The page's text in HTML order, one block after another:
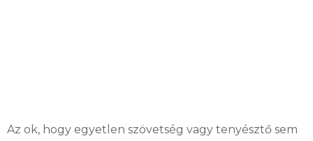
Az ok, hogy egyetlen szövetség vagy tenyésztő sem